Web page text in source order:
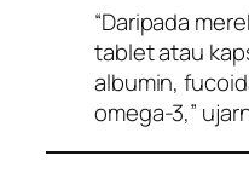
“Daripada
tablet atau
albumin,
omega-3,”